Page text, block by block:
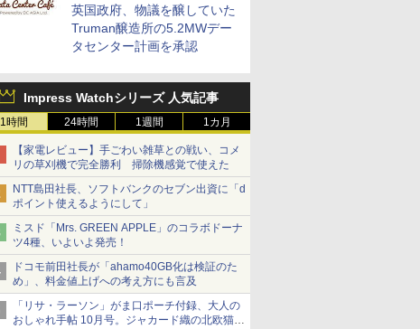
英国政府、物議を醸していた
Truman醸造所の5.2MWデー
タセンター計画を承認
Impress Watchシリーズ 人気記事
1時間 24時間 1週間 1カ月
【家電レビュー】手ごわい雑草との戦い、コメ
リの草刈機で完全勝利 掃除機感覚で使えた
NTT島田社長、ソフトバンクのセブン出資に「d
ポイント使えるようにして」
ミスド「Mrs. GREEN APPLE」のコラボドーナ
ツ4種、いよいよ発売！
ドコモ前田社長が「ahamo40GB化は検証のた
め」、料金値上げへの考え方にも言及
「リサ・ラーソン」がま口ポーチ付録、大人の
おしゃれ手帖 10月号。ジャカード織の北欧猫デ